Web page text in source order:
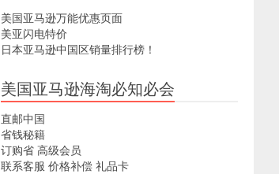
美国亚马逊万能优惠页面
美亚闪电特价
日本亚马逊中国区销量排行榜！
美国亚马逊海淘必知必会
直邮中国
省钱秘籍
订购省 高级会员
联系客服 价格补偿 礼品卡